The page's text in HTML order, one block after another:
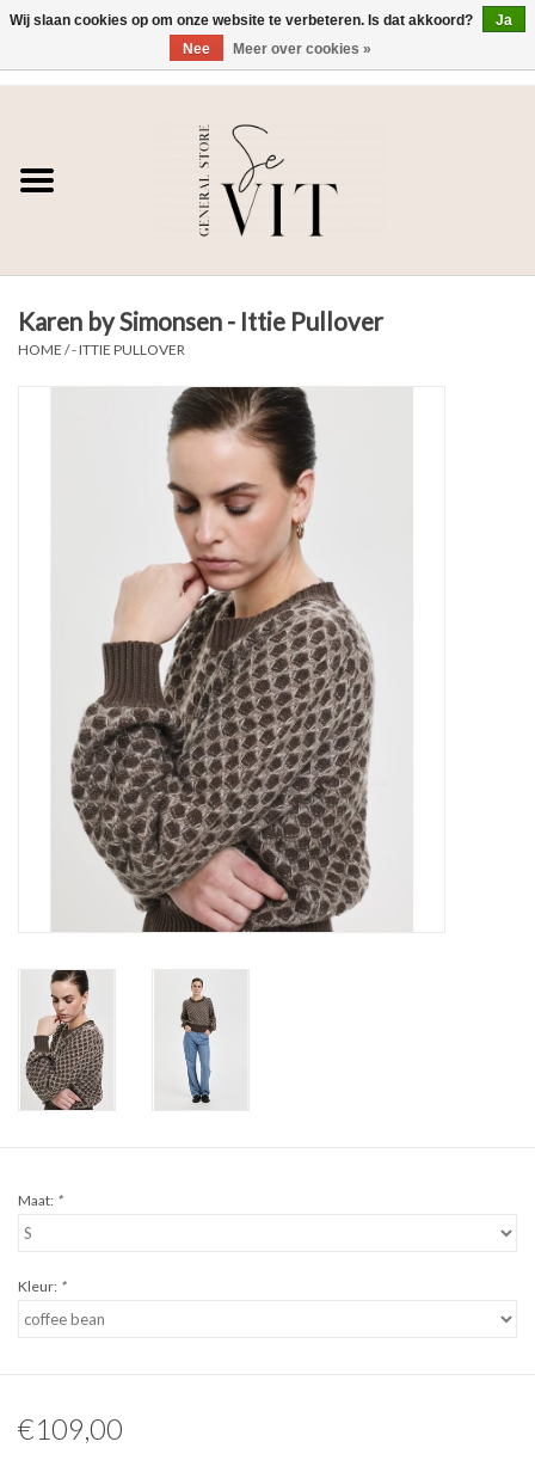
SE VIT
HEREN
WONEN
Karen by Simonsen - Ittie Pullover
HOME /- ITTIE PULLOVER
Maat: *
Kleur: *
€109,00
Wij slaan cookies op om onze website te verbeteren. Is dat akkoord?
Ja
Nee
Meer over cookies »